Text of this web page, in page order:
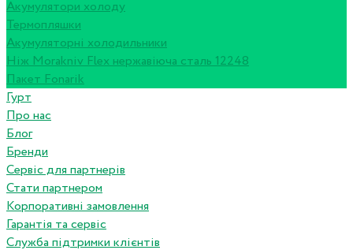
Акумулятори холоду
Термопляшки
Акумуляторні холодильники
Ніж Morakniv Flex нержавіюча сталь 12248
Пакет Fonarik
Гурт
Про нас
Блог
Бренди
Сервіс для партнерів
Стати партнером
Корпоративні замовлення
Гарантія та сервіс
Служба підтримки клієнтів